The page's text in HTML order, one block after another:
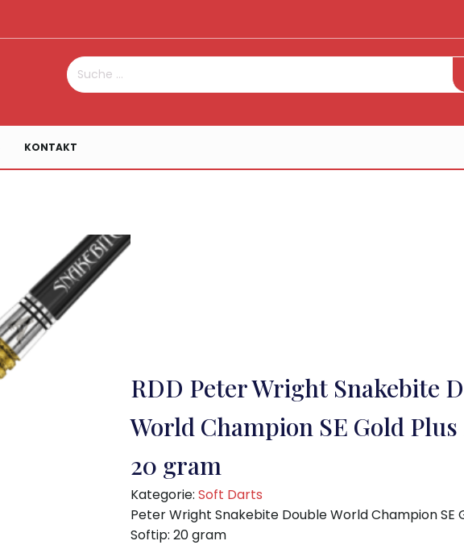
Suche
nach:
KONTAKT
RDD Peter Wright Snakebite
World Champion SE Gold
20 gram
Kategorie:Soft Darts
Peter Wright Snakebite Double World Champion SE
Softip: 20 gram